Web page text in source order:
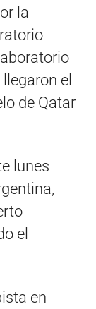
la
el
de Qatar
lunes
el
en